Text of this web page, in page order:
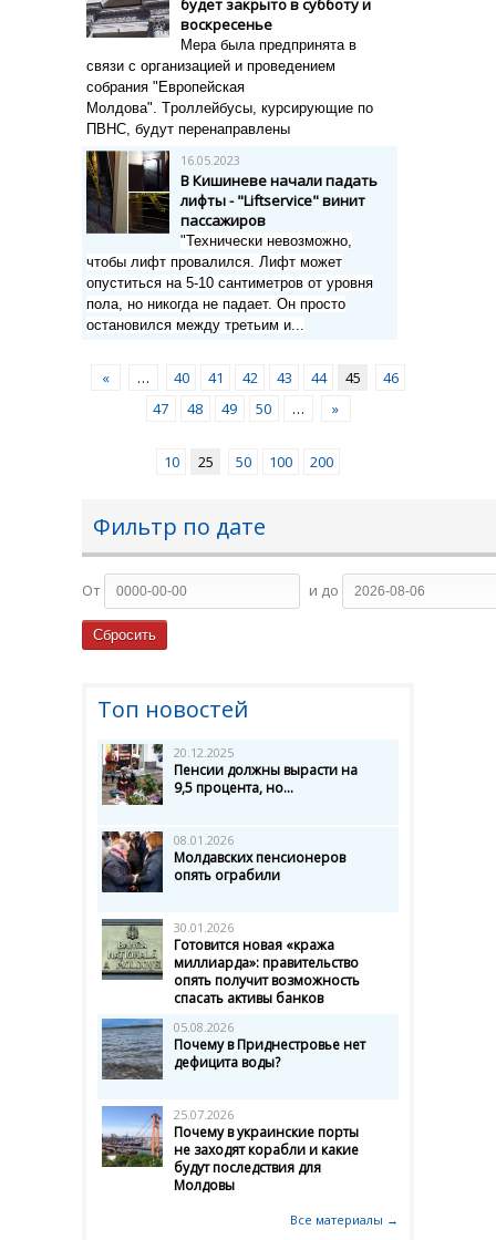
будет закрыто в субботу и
воскресенье
Мера была предпринята в
связи с организацией и проведением
собрания "Европейская
Молдова". Троллейбусы, курсирующие по
ПВНС, будут перенаправлены
16.05.2023
В Кишиневе начали падать
лифты - "Liftservice" винит
пассажиров
"Технически невозможно,
чтобы лифт провалился. Лифт может
опуститься на 5-10 сантиметров от уровня
пола, но никогда не падает. Он просто
остановился между третьим и...
« … 40 41 42 43 44 45
46
47
48 49 50 … »
10 25 50 100 200
Фильтр по дате
От и до
Топ новостей
20.12.2025
Пенсии должны вырасти на
9,5 процента, но...
08.01.2026
Молдавских пенсионеров
опять ограбили
30.01.2026
Готовится новая «кража
миллиарда»: правительство
опять получит возможность
спасать активы банков
05.08.2026
Почему в Приднестровье нет
дефицита воды?
25.07.2026
Почему в украинские порты
не заходят корабли и какие
будут последствия для
Молдовы
Все материалы →